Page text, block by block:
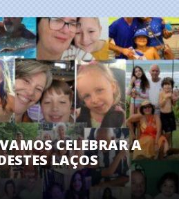
DESTAQUES
PALESTRA “AUTISMO
17 de junho de 2026